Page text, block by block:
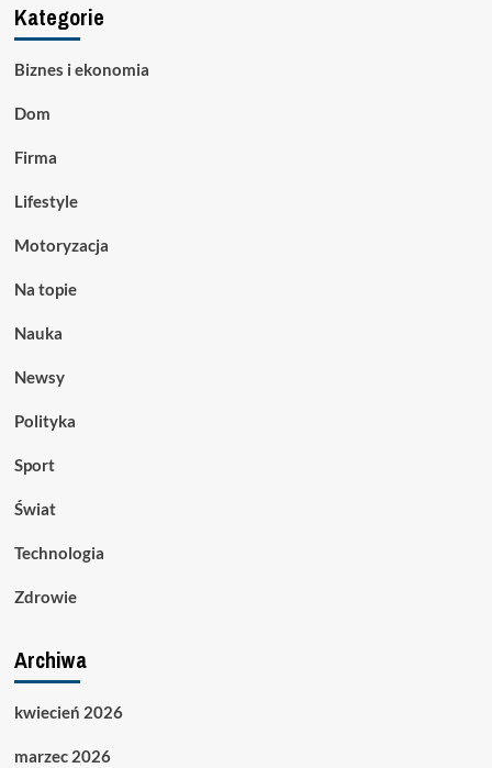
Kategorie
Biznes i ekonomia
Dom
Firma
Lifestyle
Motoryzacja
Na topie
Nauka
Newsy
Polityka
Sport
Świat
Technologia
Zdrowie
Archiwa
kwiecień 2026
marzec 2026